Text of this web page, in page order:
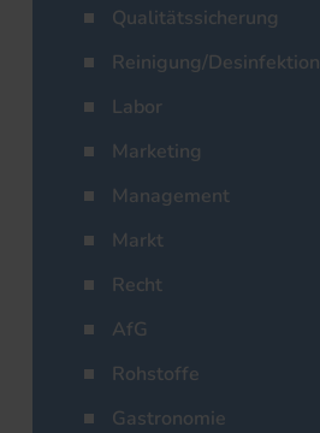
Qualitätssicherung
Reinigung/Desinfektion
Labor
Marketing
Management
Markt
Recht
AfG
Rohstoffe
Gastronomie